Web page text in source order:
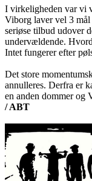
I virkeligheden var vi
Viborg laver vel 3 mål
seriøse tilbud udover
undervældende.
Intet fungerer efter
Det store
annulleres. Derfra er
en anden dommer og
/ ABT